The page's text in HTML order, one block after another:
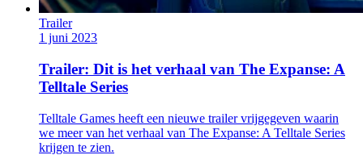
Trailer
1 juni 2023
Trailer: Dit is het verhaal van The Expanse: A
Telltale Series
Telltale Games heeft een nieuwe trailer vrijgegeven waarin
we meer van het verhaal van The Expanse: A Telltale Series
krijgen te zien.